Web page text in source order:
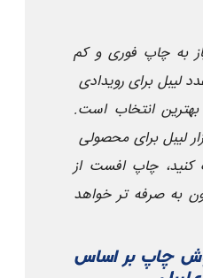
به چاپ فوری و کم
انتخاب است.
هزار لیبل برای محصولی
چاپ افست از
به صرفه تر خواهد
چاپ بر اساس